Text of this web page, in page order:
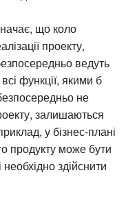
що коло
проекту,
ведуть
функції, якими б
не
залишаються
у бізнес-плані
продукту може бути
здійснити